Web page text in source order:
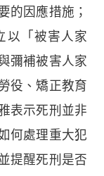
的因應措施；
以「被害人家
彌補被害人家
役、矯正教育
表示死刑並非
何處理重大犯
提醒死刑是否